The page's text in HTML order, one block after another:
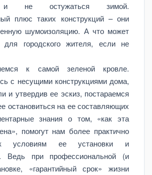
и не остужаться зимой.
плюс таких конструкций – они
шумоизоляцию. А что может
городского жителя, если не
к самой зеленой кровле.
с несущими конструкциями дома,
и утвердив ее эскиз, постараемся
остановиться на ее составляющих
знания о том, «как эта
помогут нам более практично
к условиям ее установки и
Ведь при профессиональной (и
«гарантийный срок» жизни